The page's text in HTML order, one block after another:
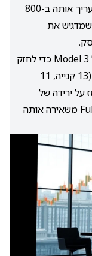
SpaceX שוקלת מכירה משנית שיכולה להעריך אותה ב-800
את
טסלה משיקה באירופה גרסה זולה יותר של Model 3 כדי לחזק
מכירות; למניה קונצנזוס אנליסטים מעורב (13 קנייה, 11
על ירידה של
כ-15.7%, כשחדשנות כמו Full Self-Driving משאירה אותה